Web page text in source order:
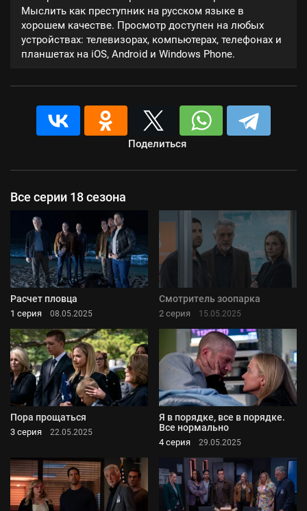
Мыслить как преступник на русском языке в
хорошем качестве. Просмотр доступен на любых
устройствах: телевизорах, компьютерах, телефонах и
планшетах на iOS, Android и Windows Phone.
Поделиться
Все серии 18 сезона
Расчет пловца
1 серия 08.05.2025
Смотритель зоопарка
2 серия 15.05.2025
Пора прощаться
3 серия 22.05.2025
Я в порядке, все в порядке.
Все нормально
4 серия 29.05.2025